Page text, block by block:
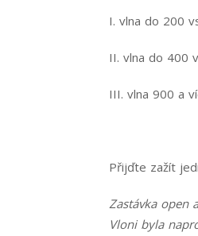
I. vlna do 200
II. vlna do 400
III. vlna 900 a
Přijďte zažít
Zastávka open
Vloni byla